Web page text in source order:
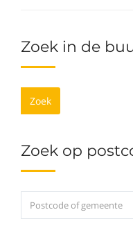
Zoek in de
Zoek
Zoek op